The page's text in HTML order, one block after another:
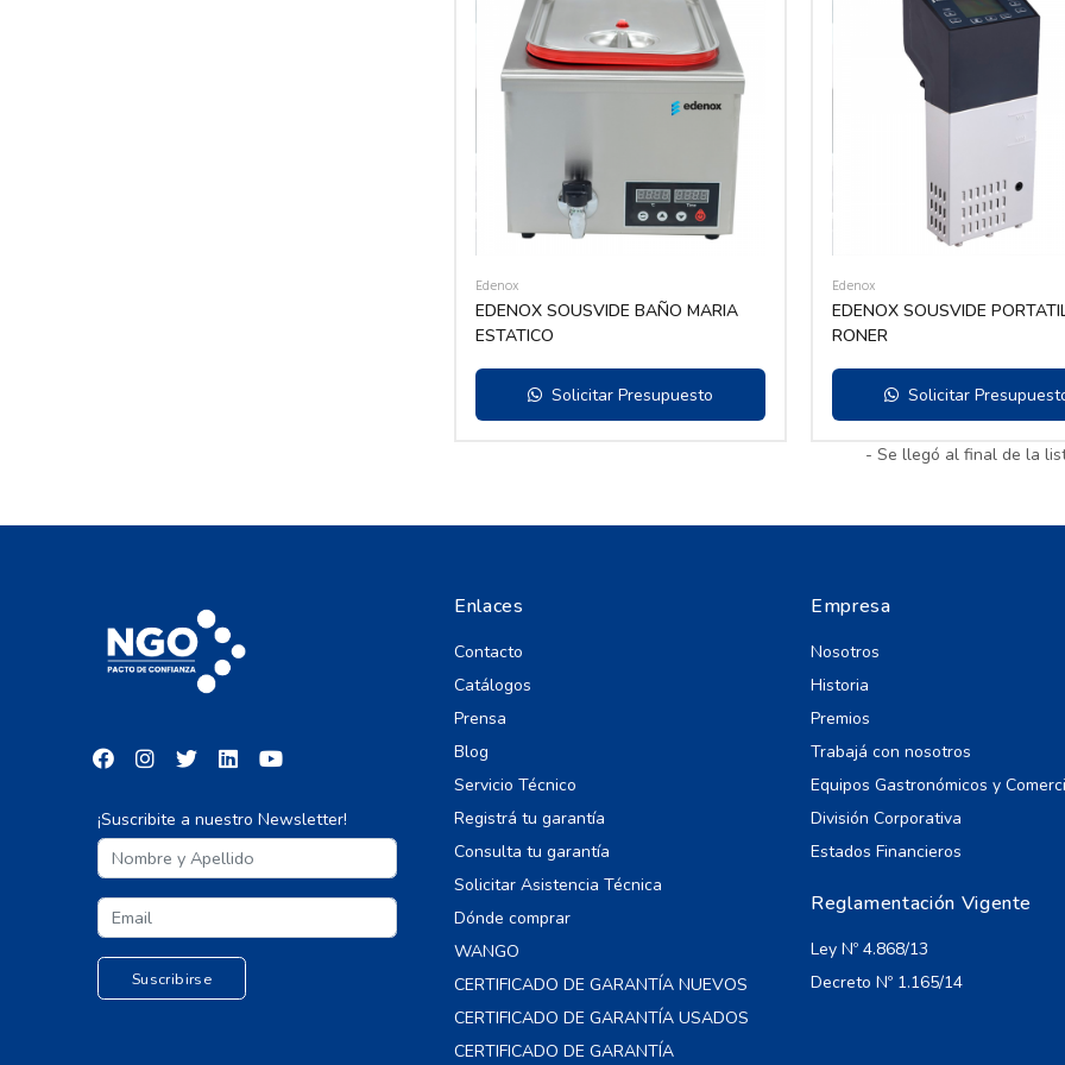
Edenox
EDENOX SOUSVIDE BAÑO MARIA
ESTATICO
Solicitar Presupuesto
Edenox
EDENOX SOUSVIDE
RONER
Solicitar
- Se llegó al final de la
¡Suscribite a nuestro Newsletter!
Enlaces
Contacto
Catálogos
Prensa
Blog
Servicio Técnico
Registrá tu garantía
Consulta tu garantía
Solicitar Asistencia Técnica
Dónde comprar
WANGO
CERTIFICADO DE GARANTÍA NUEVOS
CERTIFICADO DE GARANTÍA USADOS
CERTIFICADO DE GARANTÍA
Empresa
Nosotros
Historia
Premios
Trabajá con nosotros
Equipos Gastronómicos y
División Corporativa
Estados Financieros
Reglamentación Vigente
Ley Nº 4.868/13
Decreto Nº 1.165/14